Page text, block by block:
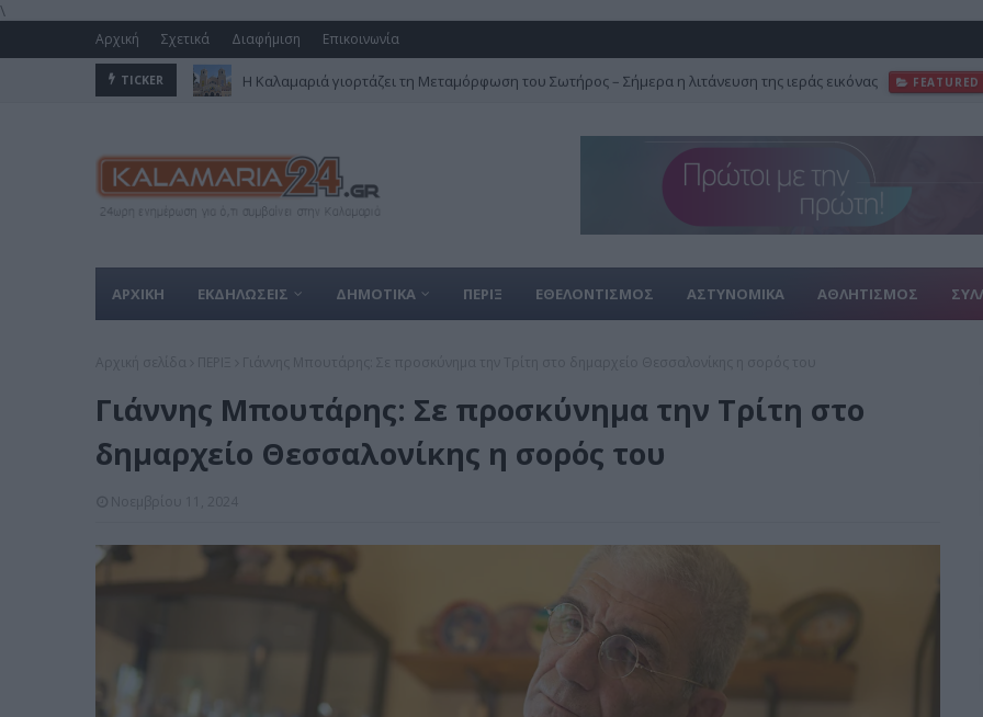
\
Αρχική Σχετικά Διαφήμιση Επικοινωνία
TICKER Η Καλαμαριά γιορτάζει τη Μεταμόρφωση του Σωτήρος – Σήμερα η λιτάνευση της ιεράς εικόνας FEATURED
ΑΡΧΙΚΗ ΕΚΔΗΛΩΣΕΙΣ ΔΗΜΟΤΙΚΑ ΠΕΡΙΞ ΕΘΕΛΟΝΤΙΣΜΟΣ ΑΣΤΥΝΟΜΙΚΑ ΑΘΛΗΤΙΣΜΟΣ
Γιάννης Μπουτάρης: Σε προσκύνημα την Τρίτη στο
δημαρχείο Θεσσαλονίκης η σορός του